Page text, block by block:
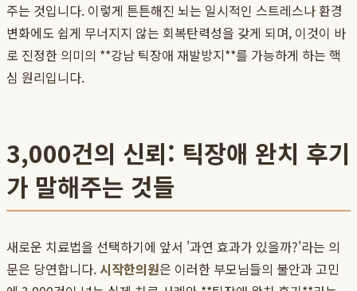
주는 것입니다. 이렇게 튼튼해진 뇌는 일시적인 스트레스나 환경
변화에도 쉽게 무너지지 않는 회복탄력성을 갖게 되며, 이것이 바
로 진정한 의미의 **강남 틱장애 재발방지**를 가능하게 하는 핵
심 원리입니다.
3,000건의 신뢰: 틱장애 완치 후기
가 말해주는 것들
새로운 치료법을 선택하기에 앞서 '과연 효과가 있을까?'라는 의
문은 당연합니다.시작한의원은 이러한 부모님들의 불안과 고민